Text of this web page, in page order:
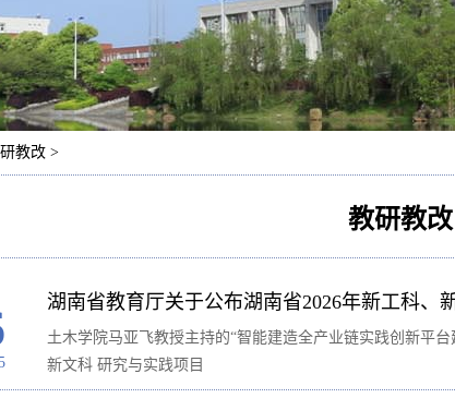
教改 >
教研教改
湖南省教育厅关于公布湖南省2026年新工科
土木学院马亚飞教授主持的“智能建造全产业链实践创新平
新文科 研究与实践项目